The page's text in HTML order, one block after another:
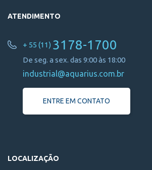
ATENDIMENTO
+ 55 (11) 3178-1700
De seg. a sex. das 9:00 às 18:00
industrial@aquarius.com.br
ENTRE EM CONTATO
LOCALIZAÇÃO